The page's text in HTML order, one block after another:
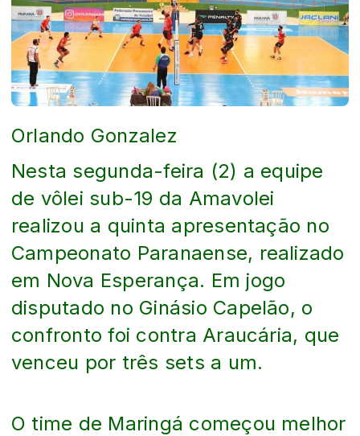
Orlando Gonzalez
Nesta segunda-feira (2) a equipe
de vôlei sub-19 da Amavolei
realizou a quinta apresentação no
Campeonato Paranaense, realizado
em Nova Esperança. Em jogo
disputado no Ginásio Capelão, o
confronto foi contra Araucária, que
venceu por três sets a um.
O time de Maringá começou melhor